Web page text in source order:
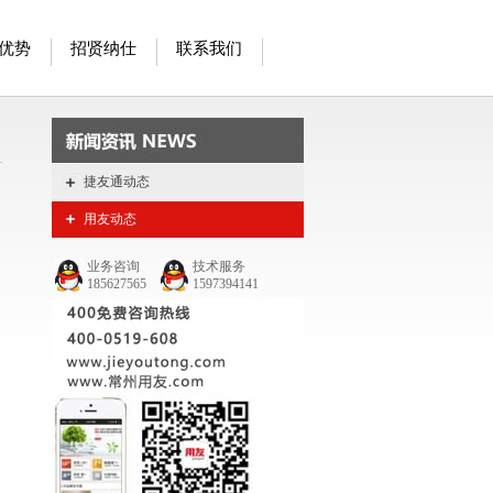
势 招贤纳仕 联系我们
捷友通动态
用友动态
业务咨询
185627565
技术服务
1597394141